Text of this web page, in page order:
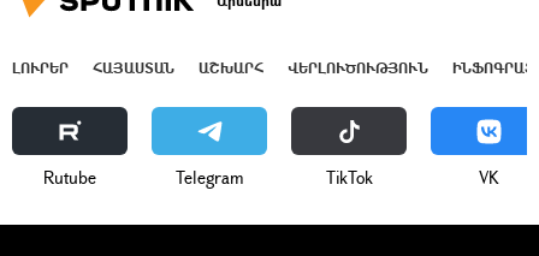
ԼՈՒՐԵՐ ՀԱՅԱՍՏԱՆ ԱՇԽԱՐՀ ՎԵՐԼՈՒԾՈՒԹՅՈՒՆ
Rutube Telegram ТikТоk VK